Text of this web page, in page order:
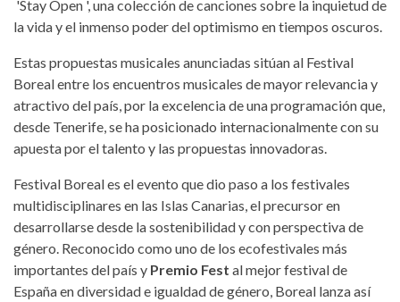
'Stay Open ', una colección de canciones sobre la inquietud de
la vida y el inmenso poder del optimismo en tiempos oscuros.
Estas propuestas musicales anunciadas sitúan al Festival
Boreal entre los encuentros musicales de mayor relevancia y
atractivo del país, por la excelencia de una programación que,
desde Tenerife, se ha posicionado internacionalmente con su
apuesta por el talento y las propuestas innovadoras.
Festival Boreal es el evento que dio paso a los festivales
multidisciplinares en las Islas Canarias, el precursor en
desarrollarse desde la sostenibilidad y con perspectiva de
género. Reconocido como uno de los ecofestivales más
importantes del país y Premio Fest al mejor festival de
España en diversidad e igualdad de género, Boreal lanza así